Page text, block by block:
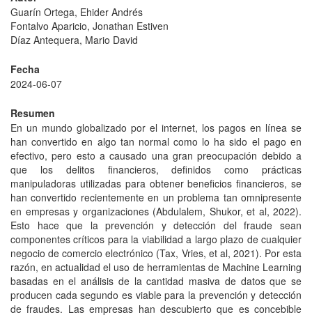
Guarín Ortega, Ehider Andrés
Fontalvo Aparicio, Jonathan Estiven
Díaz Antequera, Mario David
Fecha
2024-06-07
Resumen
En un mundo globalizado por el internet, los pagos en línea se
han convertido en algo tan normal como lo ha sido el pago en
efectivo, pero esto a causado una gran preocupación debido a
que los delitos financieros, definidos como prácticas
manipuladoras utilizadas para obtener beneficios financieros, se
han convertido recientemente en un problema tan omnipresente
en empresas y organizaciones (Abdulalem, Shukor, et al, 2022).
Esto hace que la prevención y detección del fraude sean
componentes críticos para la viabilidad a largo plazo de cualquier
negocio de comercio electrónico (Tax, Vries, et al, 2021). Por esta
razón, en actualidad el uso de herramientas de Machine Learning
basadas en el análisis de la cantidad masiva de datos que se
producen cada segundo es viable para la prevención y detección
de fraudes. Las empresas han descubierto que es concebible